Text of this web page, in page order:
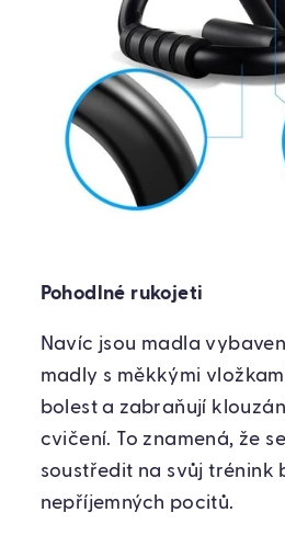
Pohodlné rukojeti
Navíc jsou madla
madly s měkkými
bolest a zabraňují
cvičení. To znamená, že
soustředit na svůj trénink
nepříjemných pocitů.